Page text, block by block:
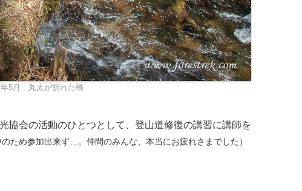
年5月 丸太が折れた橋
協会の活動のひとつとして、登山道修復の講習に講師を
のため参加出来ず…。仲間のみんな、本当にお疲れさまでした）